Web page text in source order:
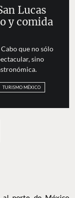
Lucas
y comida
que no sólo
sino
TURISMO MÉXICO